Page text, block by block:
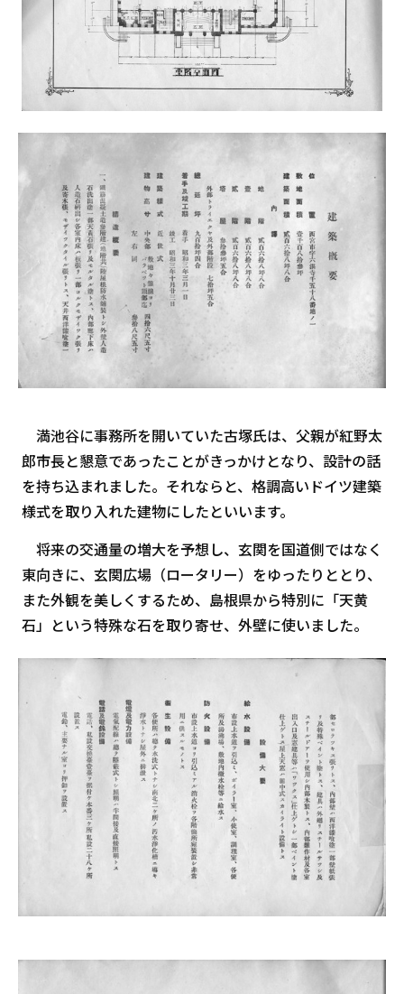
満池谷に事務所を開いていた古塚氏は、父親が紅野太
郎市長と懇意であったことがきっかけとなり、設計の話
を持ち込まれました。それならと、格調高いドイツ建築
様式を取り入れた建物にしたといいます。
将来の交通量の増大を予想し、玄関を国道側ではなく
東向きに、玄関広場（ロータリー）をゆったりととり、
また外観を美しくするため、島根県から特別に「天黄
石」という特殊な石を取り寄せ、外壁に使いました。